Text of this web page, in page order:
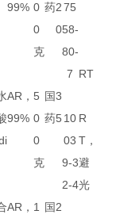
99% 0
0
克
药2
0
75
58-
80-
7 RT
AR，
99%
5
0
0
克
国
药
3
5 10
03
9-3
2-4
R
T，
避
光
AR， 1 国2